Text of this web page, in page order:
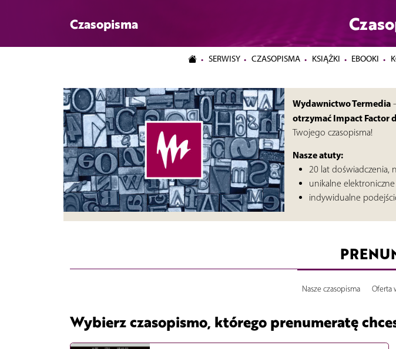
Czasopisma
SERWISY CZASOPISMA KSIĄŻKI EBOOKI
Wydawnictwo Termedia
otrzymać Impact Factor
Twojego czasopisma!
Nasze atuty:
20 lat doświadczenia,
unikalne elektroniczne
indywidualne
Nasze czasopisma Oferta
Wybierz czasopismo, którego prenumeratę